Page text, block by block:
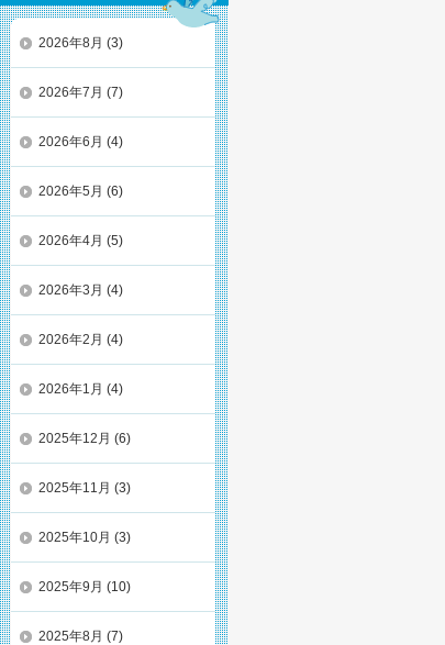
2026年8月 (3)
2026年7月 (7)
2026年6月 (4)
2026年5月 (6)
2026年4月 (5)
2026年3月 (4)
2026年2月 (4)
2026年1月 (4)
2025年12月 (6)
2025年11月 (3)
2025年10月 (3)
2025年9月 (10)
2025年8月 (7)